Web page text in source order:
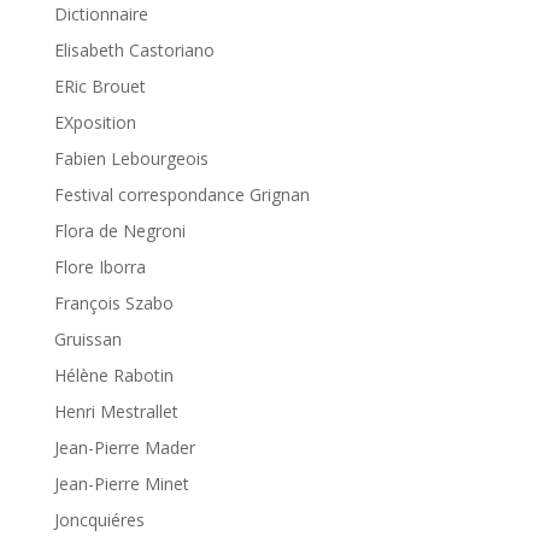
Dictionnaire
Elisabeth Castoriano
ERic Brouet
EXposition
Fabien Lebourgeois
Festival correspondance Grignan
Flora de Negroni
Flore Iborra
François Szabo
Gruissan
Hélène Rabotin
Henri Mestrallet
Jean-Pierre Mader
Jean-Pierre Minet
Joncquiéres